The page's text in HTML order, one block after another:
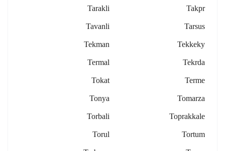
Takpr
Tarakli
Tarsus
Tavanli
Tekkeky
Tekman
Tekrda
Termal
Terme
Tokat
Tomarza
Tonya
Toprakkale
Torbali
Tortum
Torul